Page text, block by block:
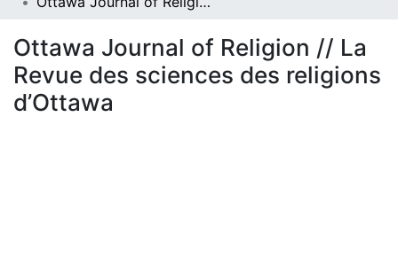
Statistiques
À propos
Ottawa Journal of Religion // La
Revue des sciences des religions
d’Ottawa